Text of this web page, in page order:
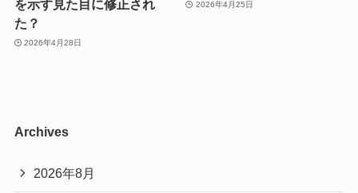
を示す見た目に修正され
た？
2026年4月28日
2026年4月25日
Archives
2026年8月